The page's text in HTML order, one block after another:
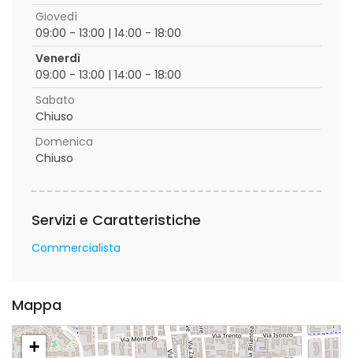
Giovedì
09:00 - 13:00 | 14:00 - 18:00
Venerdì
09:00 - 13:00 | 14:00 - 18:00
Sabato
Chiuso
Domenica
Chiuso
Servizi e Caratteristiche
Commercialista
Mappa
+